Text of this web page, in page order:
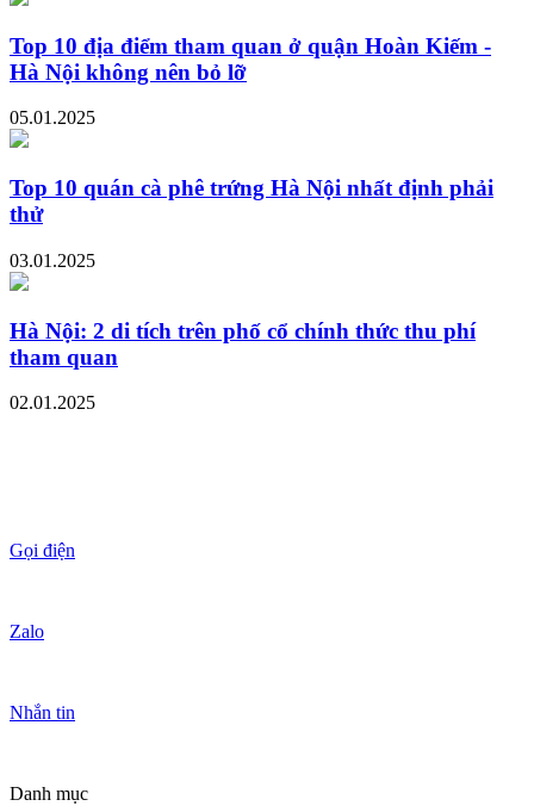
Top 10 địa điểm tham quan ở quận Hoàn Kiếm -
Hà Nội không nên bỏ lỡ
05.01.2025
Top 10 quán cà phê trứng Hà Nội nhất định phải
thử
03.01.2025
Hà Nội: 2 di tích trên phố cổ chính thức thu phí
tham quan
02.01.2025
Gọi điện
Zalo
Nhắn tin
Danh mục